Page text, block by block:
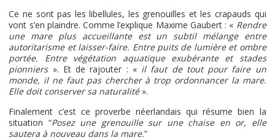
Ce ne sont pas les libellules, les grenouilles et les crapauds qui
vont s’en plaindre. Comme l’explique Maxime Gaubert : « Rendre
une mare plus accueillante est un subtil mélange entre
autoritarisme et laisser-faire. Entre puits de lumière et ombre
portée. Entre végétation aquatique exubérante et stades
pionniers». Et de rajouter : « il faut de tout pour faire un
monde, il ne faut pas chercher à trop ordonnancer la mare.
Elle doit conserver sa naturalité».
Finalement c’est ce proverbe néerlandais qui résume bien la
situation “Posez une grenouille sur une chaise en or, elle
sautera à nouveau dans la mare.”